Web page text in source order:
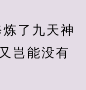
了九天神
岂能没有